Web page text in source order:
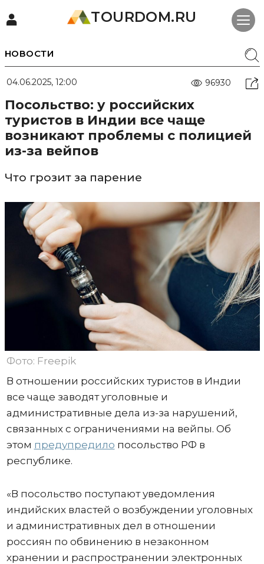
TOURDOM.RU
НОВОСТИ
04.06.2025, 12:00 96930
Посольство: у российских
туристов в Индии все чаще
возникают проблемы с полицией
из-за вейпов
Что грозит за парение
Фото: Freepik
В отношении российских туристов в Индии
все чаще заводят уголовные и
административные дела из-за нарушений,
связанных с ограничениями на вейпы. Об
этом предупредило посольство РФ в
республике.
«В посольство поступают уведомления
индийских властей о возбуждении уголовных
и административных дел в отношении
россиян по обвинению в незаконном
хранении и распространении электронных